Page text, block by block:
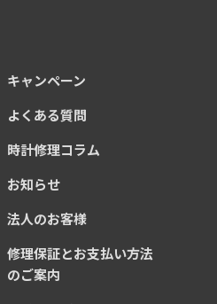
キャンペーン
よくある質問
時計修理コラム
お知らせ
法人のお客様
修理保証とお支払い方法
のご案内